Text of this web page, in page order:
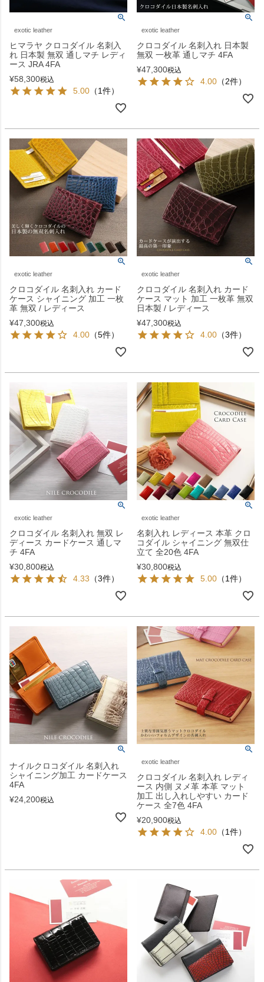
exotic leather
ヒマラヤ クロコダイル 名刺入
れ 日本製 無双 通しマチ レディ
ース JRA 4FA
¥58,300税込
5.00 （1件）
exotic leather
クロコダイル 名刺入れ 日本製
無双 一枚革 通しマチ 4FA
¥47,300税込
4.00 （2件）
exotic leather
クロコダイル 名刺入れ カード
ケース シャイニング 加工 一枚
革 無双 / レディース
¥47,300税込
4.00 （5件）
exotic leather
クロコダイル 名刺入れ カード
ケース マット 加工 一枚革 無双
日本製 / レディース
¥47,300税込
4.00 （3件）
exotic leather
クロコダイル 名刺入れ 無双 レ
ディース カードケース 通しマ
チ 4FA
¥30,800税込
4.33 （3件）
exotic leather
名刺入れ レディース 本革 クロ
コダイル シャイニング 無双仕
立て 全20色 4FA
¥30,800税込
5.00 （1件）
ナイルクロコダイル 名刺入れ
シャイニング加工 カードケース
4FA
¥24,200税込
exotic leather
クロコダイル 名刺入れ レディ
ース 内側 ヌメ革 本革 マット
加工 出し入れしやすい カード
ケース 全7色 4FA
¥20,900税込
4.00 （1件）